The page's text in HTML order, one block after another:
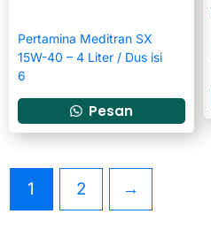
Pertamina Meditran SX
15W-40 – 4 Liter / Dus isi
6
Pesan
1 2 →